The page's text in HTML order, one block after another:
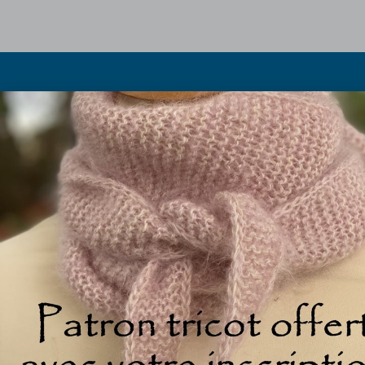
Olivier et Marielle Chautard
Ferme de Rouzaud (sur RDV)
09100 St Victor Rouzaud
09.75.99.11.94
Les
Les
Histoire du
Taille à
Les fils
La
© 2026 All Rights Reserved.Réalisation IPT